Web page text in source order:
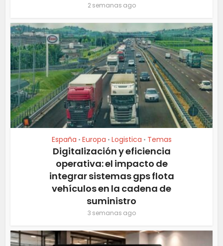
2 semanas ago
España • Europa • Logistica • Temas
Digitalización y eficiencia
operativa: el impacto de
integrar sistemas gps flota
vehículos en la cadena de
suministro
3 semanas ago